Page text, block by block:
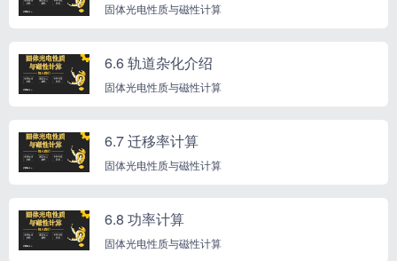
固体光电性质与磁性计算
6.6 轨道杂化介绍
固体光电性质与磁性计算
6.7 迁移率计算
固体光电性质与磁性计算
6.8 功率计算
固体光电性质与磁性计算